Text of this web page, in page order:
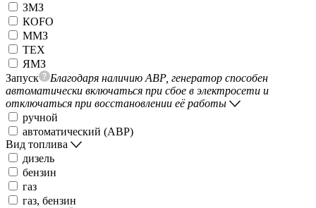
ЗМЗ
КОFO
ММЗ
ТЕХ
ЯМЗ
Запуск
Благодаря наличию АВР, генератор способен
автоматически включаться при сбое в электросети и
отключаться при восстановлении её работы
ручной
автоматический (АВР)
Вид топлива
дизель
бензин
газ
газ, бензин